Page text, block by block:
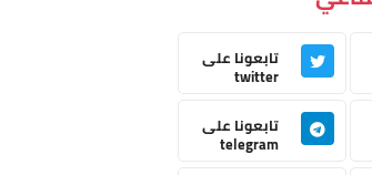
تابعونا على
twitter
تابعونا على
telegram